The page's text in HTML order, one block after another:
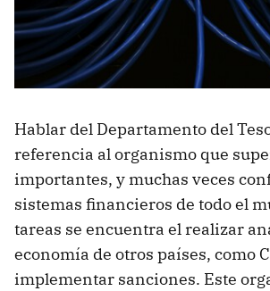
Hablar del Departamento del
referencia al organismo que
importantes, y muchas veces
sistemas financieros de todo el
tareas se encuentra el realizar
economía de otros países, como
implementar sanciones. Este